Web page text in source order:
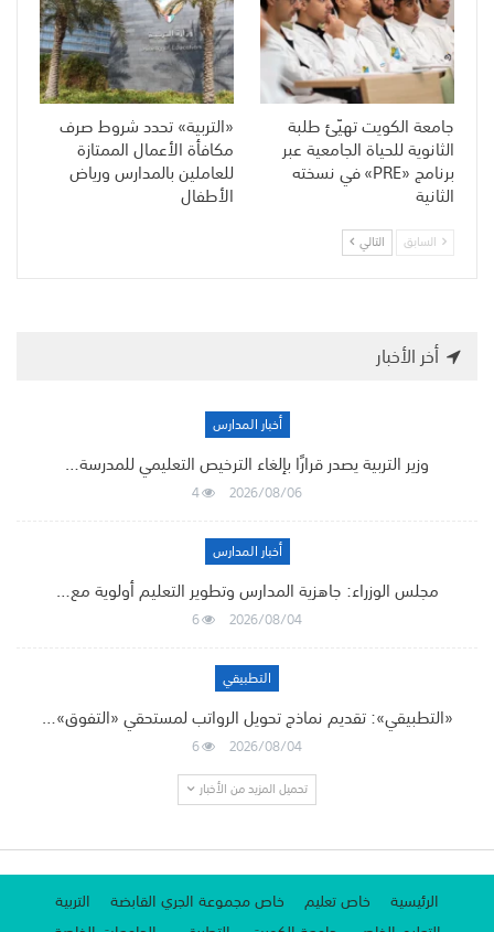
جامعة الكويت تهيّئ طلبة
الثانوية للحياة الجامعية عبر
برنامج «PRE» في نسخته
الثانية
«التربية» تحدد شروط صرف
مكافأة الأعمال الممتازة
للعاملين بالمدارس ورياض
الأطفال
السابق التالي
أخر الأخبار
أخبار المدارس
وزير التربية يصدر قرارًا بإلغاء الترخيص التعليمي للمدرسة…
2026/08/06
4
أخبار المدارس
مجلس الوزراء: جاهزية المدارس وتطوير التعليم أولوية مع…
2026/08/04
6
التطبيقي
«التطبيقي»: تقديم نماذج تحويل الرواتب لمستحقي «التفوق»…
2026/08/04
6
تحميل المزيد من الأخبار
الرئيسية خاص تعليم خاص مجموعة الجري القابضة
التربية